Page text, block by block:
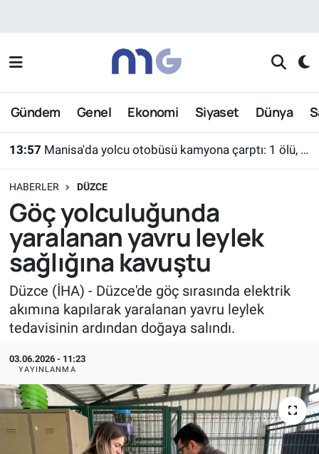
Gündem Genel Ekonomi Siyaset Dünya
13:57 Manisa'da yolcu otobüsü kamyona çarptı: 1 ölü, 7 yaralı
HABERLER DÜZCE
Göç yolculuğunda
yaralanan yavru leylek
sağlığına kavuştu
Düzce (İHA) - Düzce'de göç sırasında elektrik
akımına kapılarak yaralanan yavru leylek
tedavisinin ardından doğaya salındı.
03.06.2026 - 11:23
YAYINLANMA
Nöbetçi Eczaneler
Hava Durumu
Süper Lig Puan Durumu ve Fikstür
Tüm Manşetler
Son Dakika Haberleri
Haber Arşivi